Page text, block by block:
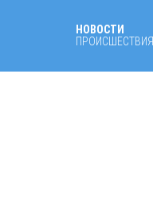
НОВОСТИ
ПРОИСШЕСТВИЯ